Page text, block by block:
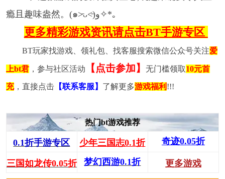
瘾且趣味盎然。(๑˃̵ᴗ˂̵)و✧*｡
更多精彩游戏资讯请点击BT手游专区
BT玩家找游戏、领礼包、找客服搜索微信公众号关注爱
上bt君，参与社区活动 【点击参加】 无门槛领取10元首
充，直接点击【联系客服】 了解更多游戏福利 !!!
热门bt游戏推荐
0.1折手游专区 少年三国志0.1折 奇迹0.05折
三国如龙传0.05折 梦幻西游0.1折 更多游戏